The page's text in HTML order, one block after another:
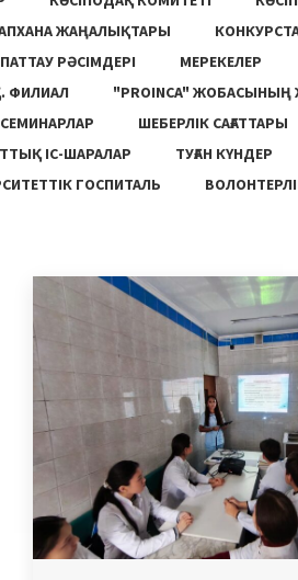
ЖАҢАЛЫҚТАРЫ
РӘСІМДЕРІ
МЕРЕКЕЛЕР
ФИЛИАЛ
"PROINCA"
СЕМИНАРЛАР
ШЕБЕРЛІК САҒАТТАРЫ
ІС-ШАРАЛАР
ТУҒАН КҮНДЕР
ГОСПИТАЛЬ